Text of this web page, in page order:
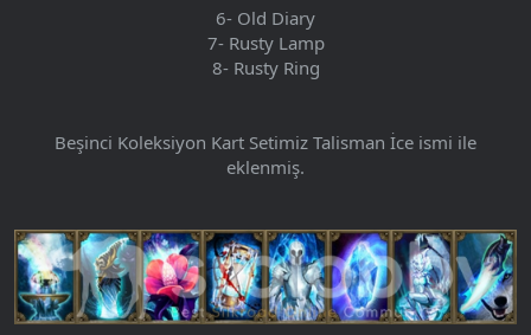
6- Old Diary
7- Rusty Lamp
8- Rusty Ring
Beşinci Koleksiyon Kart Setimiz Talisman İce ismi ile
eklenmiş.